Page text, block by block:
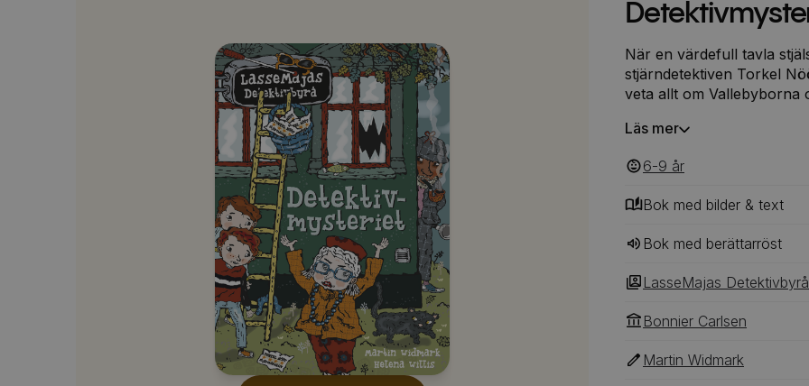
När en värdefull tavla
stjärndetektiven Torkel
veta allt om Vallebyborna
pekat ut taveltjuven och
arresterar muttrande den
Läs mer
6-9 ‎‎ år
Bok med bilder & text
Bok med berättarröst
LasseMajas Detektivbyrå
Bonnier Carlsen
Martin Widmark